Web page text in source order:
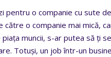
pentru o companie cu sute
către o companie mai mică,
muncii, s-ar putea să ți
Totuși, un job într-un